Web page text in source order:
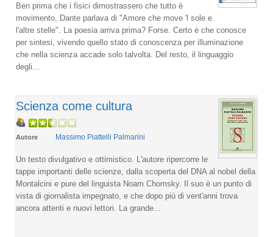
Ben prima che i fisici dimostrassero che tutto è
movimento, Dante parlava di "Amore che move 'l sole e
l'altre stelle". La poesia arriva prima? Forse. Certo è che conosce
per sintesi, vivendo quello stato di conoscenza per illuminazione
che nella scienza accade solo talvolta. Del resto, il linguaggio
degli...
Scienza come cultura
Autore Massimo Piattelli Palmarini
Un testo divulgativo e ottimistico. L'autore ripercorre le
tappe importanti delle scienze, dalla scoperta del DNA al nobel della
Montalcini e pure del linguista Noam Chomsky. Il suo è un punto di
vista di giornalista impegnato, e che dopo più di vent'anni trova
ancora attenti e nuovi lettori. La grande...